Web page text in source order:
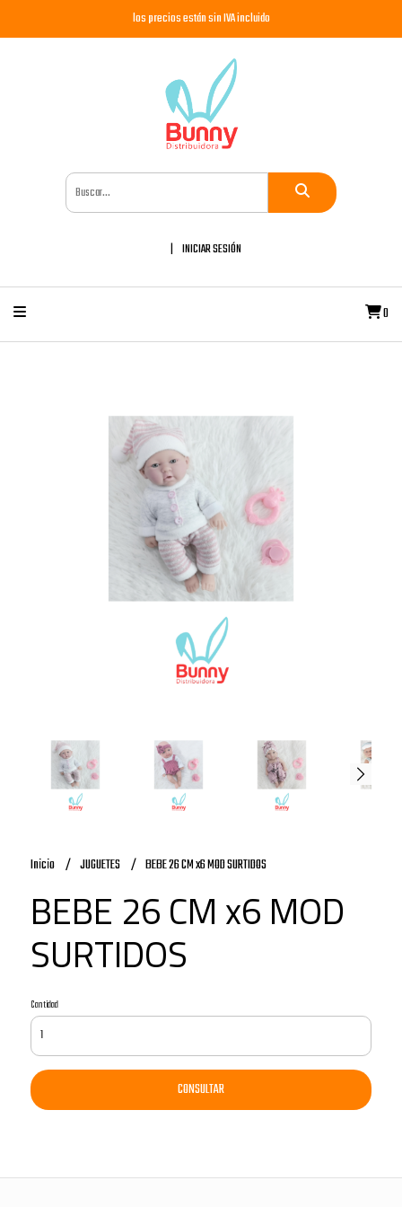
los precios están sin IVA incluido
INICIAR SESIÓN
0
Inicio JUGUETES BEBE 26 CM x6 MOD SURTIDOS
BEBE 26 CM x6 MOD
SURTIDOS
Cantidad
CONSULTAR